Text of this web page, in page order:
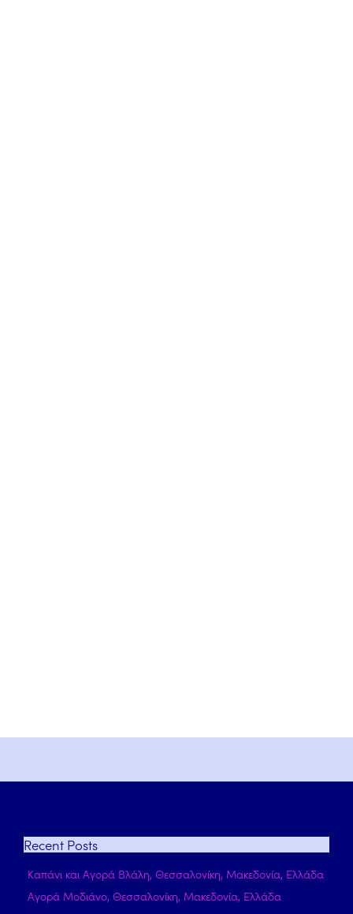
Recent Posts
Καπάνι και Αγορά Βλάλη, Θεσσαλονίκη, Μακεδονία, Ελλάδα
Αγορά Μοδιάνο, Θεσσαλονίκη, Μακεδονία, Ελλάδα